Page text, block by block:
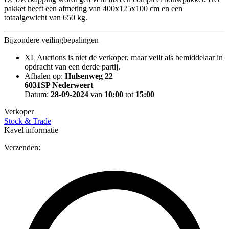
pakket heeft een afmeting van 400x125x100 cm en een
totaalgewicht van 650 kg.
Bijzondere veilingbepalingen
XL Auctions is niet de verkoper, maar veilt als bemiddelaar in
opdracht van een derde partij.
Afhalen op: Hulsenweg 22
6031SP Nederweert
Datum: 28-09-2024 van 10:00 tot 15:00
Verkoper
Stock & Trade
Kavel informatie
Verzenden: